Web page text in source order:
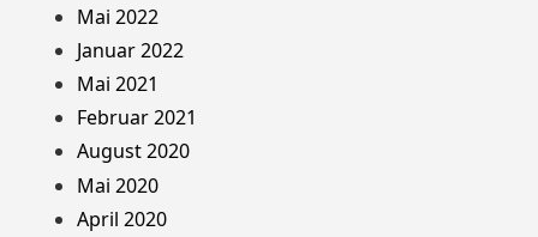
Mai 2022
Januar 2022
Mai 2021
Februar 2021
August 2020
Mai 2020
April 2020